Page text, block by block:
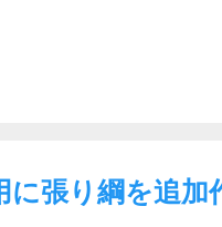
分にファスナーと面ファス
した。 これまでのエクスト
思います。35Lで10Lの増量
張り綱を追加